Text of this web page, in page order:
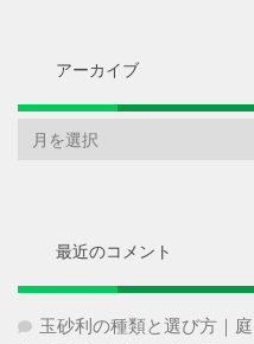
アーカイブ
最近のコメント
玉砂利の種類と選び方｜